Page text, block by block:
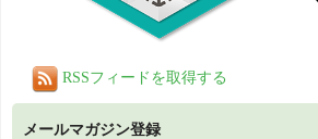
RSSフィードを取得する
メールマガジン登録